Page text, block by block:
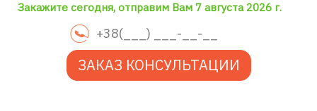
Закажите сегодня, отправим Вам 7 августа 2026 г.
ЗАКАЗ КОНСУЛЬТАЦИИ